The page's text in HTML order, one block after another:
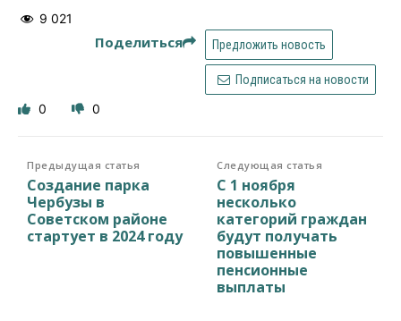
9 021
Поделиться Предложить новость
Подписаться на новости
0 0
Предыдущая статья
Создание парка
Чербузы в
Советском районе
стартует в 2024 году
Следующая статья
С 1 ноября
несколько
категорий граждан
будут получать
повышенные
пенсионные
выплаты